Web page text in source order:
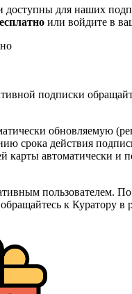
доступны для наших
или войдите в
подписки
обновляемую
срока действия
карты автоматически и
пользователем.
к Куратору в